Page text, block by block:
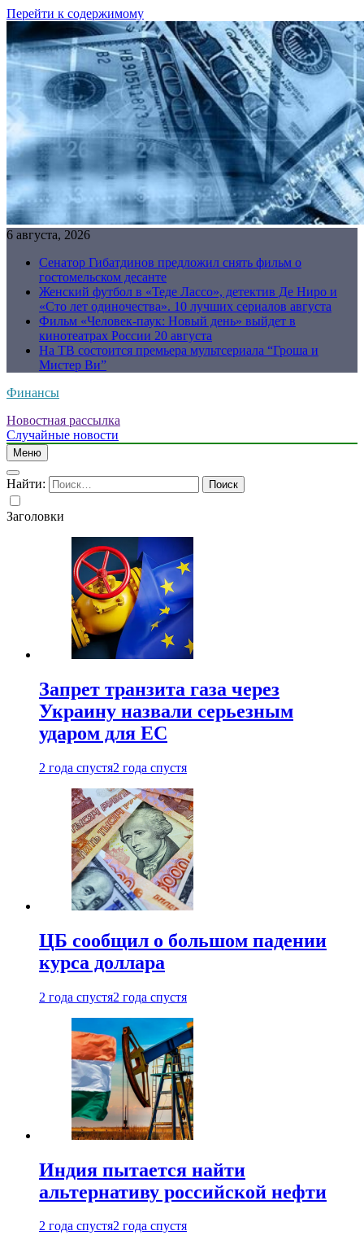
Перейти к содержимому
6 августа, 2026
Сенатор Гибатдинов предложил снять фильм о
гостомельском десанте
Женский футбол в «Теде Лассо», детектив Де Ниро и
«Сто лет одиночества». 10 лучших сериалов августа
Фильм «Человек-паук: Новый день» выйдет в
кинотеатрах России 20 августа
На ТВ состоится премьера мультсериала “Гроша и
Мистер Ви”
Финансы
Новостная рассылка
Случайные новости
Меню
Найти:
Заголовки
Запрет транзита газа через
Украину назвали серьезным
ударом для ЕС
2 года спустя2 года спустя
ЦБ сообщил о большом падении
курса доллара
2 года спустя2 года спустя
Индия пытается найти
альтернативу российской нефти
2 года спустя2 года спустя